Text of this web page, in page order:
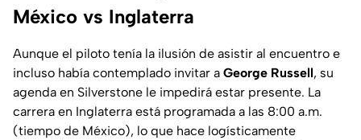
México vs Inglaterra
Aunque el piloto tenía la ilusión de asistir al encuentro e
incluso había contemplado invitar a George Russell, su
agenda en Silverstone le impedirá estar presente. La
carrera en Inglaterra está programada a las 8:00 a.m.
(tiempo de México), lo que hace logísticamente